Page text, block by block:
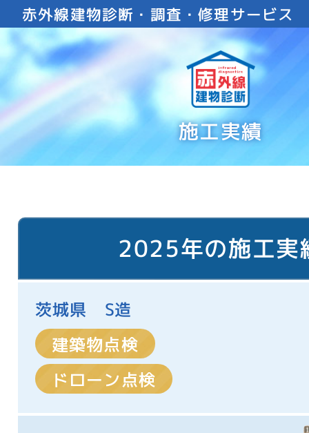
赤外線建物診断・調査・修理サービス
施工実績
2025年の施工実
茨城県 S造
建築物点検
ドローン点検